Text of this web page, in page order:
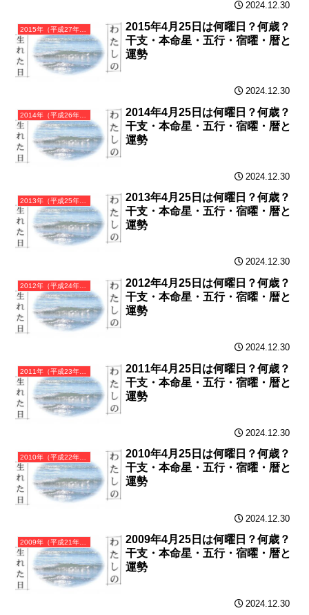
2024.12.30
2015年（平成27年）乙未（きのとひつじ）・未年（ひつじ年）カレンダー（月曜はじまり）
2015年4月25日は何曜日？何歳？
干支・本命星・五行・宿曜・暦と
運勢
2024.12.30
2014年（平成26年）甲午（きのえうま）・午年（うま年）カレンダー（月曜はじまり）
2014年4月25日は何曜日？何歳？
干支・本命星・五行・宿曜・暦と
運勢
2024.12.30
2013年（平成25年）癸巳（みずのとみ）・巳年（へび年）カレンダー（月曜はじまり）
2013年4月25日は何曜日？何歳？
干支・本命星・五行・宿曜・暦と
運勢
2024.12.30
2012年（平成24年）壬辰（みずのえたつ）・辰年（たつ年）カレンダー（月曜はじまり）
2012年4月25日は何曜日？何歳？
干支・本命星・五行・宿曜・暦と
運勢
2024.12.30
2011年（平成23年）辛卯（かのとう）・卯年（うさぎ年）カレンダー（月曜はじまり）
2011年4月25日は何曜日？何歳？
干支・本命星・五行・宿曜・暦と
運勢
2024.12.30
2010年（平成22年）庚寅（かのえとら）・寅年（とら年）カレンダー（月曜はじまり）
2010年4月25日は何曜日？何歳？
干支・本命星・五行・宿曜・暦と
運勢
2024.12.30
2009年（平成21年）己丑（つちのとうし）・丑年（うし年）カレンダー（月曜はじまり）
2009年4月25日は何曜日？何歳？
干支・本命星・五行・宿曜・暦と
運勢
2024.12.30